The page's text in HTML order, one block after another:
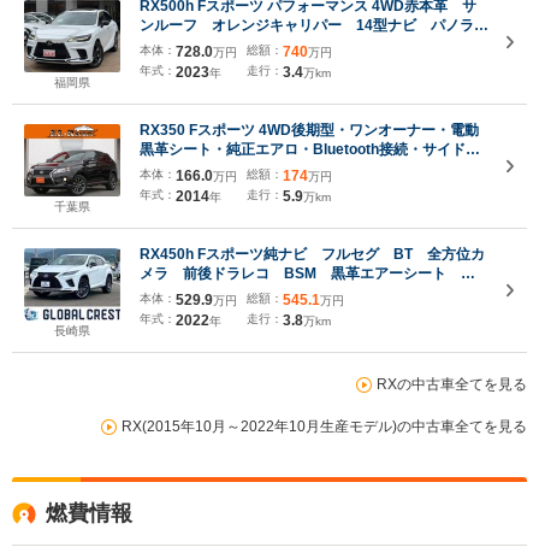
福岡県
RX500h Fスポーツ パフォーマンス 4WD赤本革 サ
ンルーフ オレンジキャリパー 14型ナビ パノラミ
ックビューモニター AppleCarPlay 全席シートヒ
ーター&ベンチレーション デジタルインナーミラ
ー パワーバックドア 純正ドラレコ 20inchAW
本体： 728.0万円
年式： 2023年
総額： 740万円
走行： 3.4万km
千葉県
RX350 Fスポーツ 4WD後期型・ワンオーナー・電動
黒革シート・純正エアロ・Bluetooth接続・サイド&
バックカメラ・クルコン・ドラレコ・スマートキー・
HDDナビ・フルセグ・LEDヘッドライト・電動バッ
クドア・純正19inAW・ETC
本体： 166.0万円
年式： 2014年
総額： 174万円
走行： 5.9万km
長崎県
RX450h Fスポーツ純ナビ フルセグ BT 全方位カ
メラ 前後ドラレコ BSM 黒革エアーシート シ
ートヒーター ハンドルヒーター パワーバックゲー
ト 純正20AW
本体： 529.9万円
年式： 2022年
総額： 545.1万円
走行： 3.8万km
RXの中古車全てを見る
RX(2015年10月～2022年10月生産モデル)の中古車全てを見る
燃費情報